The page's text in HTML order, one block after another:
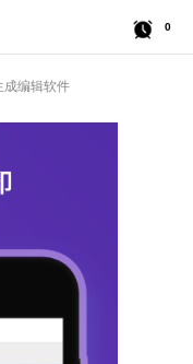
0
成编辑软件